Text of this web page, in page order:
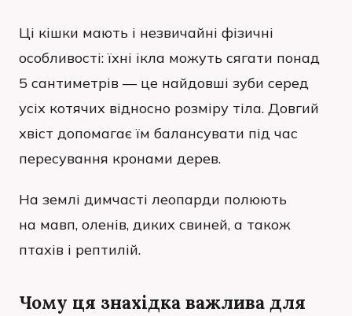
Ці кішки мають і незвичайні фізичні
особливості: їхні ікла можуть сягати понад
5 сантиметрів — це найдовші зуби серед
усіх котячих відносно розміру тіла. Довгий
хвіст допомагає їм балансувати під час
пересування кронами дерев.
На землі димчасті леопарди полюють
на мавп, оленів, диких свиней, а також
птахів і рептилій.
Чому ця знахідка важлива для